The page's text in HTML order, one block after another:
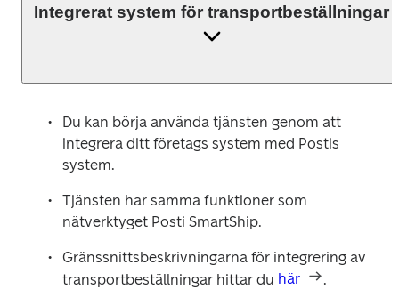
Integrerat system för transportbeställningar
Du kan börja använda tjänsten genom att
integrera ditt företags system med Postis
system.
Tjänsten har samma funktioner som
nätverktyget Posti SmartShip.
Gränssnittsbeskrivningarna för integrering av
transportbeställningar hittar du här .